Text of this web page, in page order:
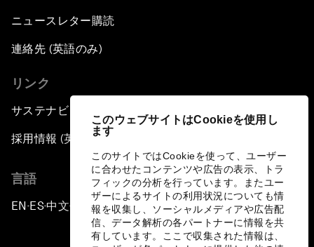
このウェブサイトはCookieを使用し
ます
このサイトではCookieを使って、ユーザー
に合わせたコンテンツや広告の表示、トラ
フィックの分析を行っています。またユー
ザーによるサイトの利用状況についても情
報を収集し、ソーシャルメディアや広告配
信、データ解析の各パートナーに情報を共
有しています。ここで収集された情報は、
ニュースレター購読
連絡先 (英語のみ)
リンク
サステナビリティへの取り組み
採用情報 (英語のみ)
言語
EN ▪ES▪中文▪ 日本語